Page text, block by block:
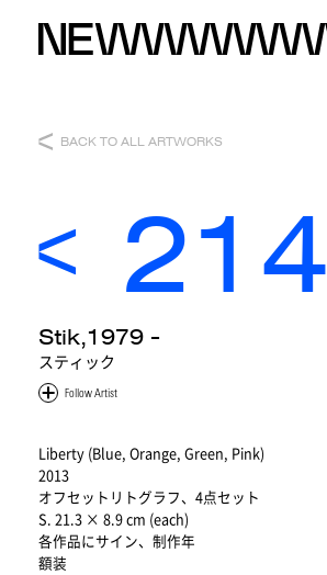
BACK TO ALL ARTWORKS
214
Stik,1979 -
スティック
Liberty (Blue, Orange, Green, Pink)
2013
オフセットリトグラフ、4点セット
S. 21.3 × 8.9 cm (each)
各作品にサイン、制作年
額装